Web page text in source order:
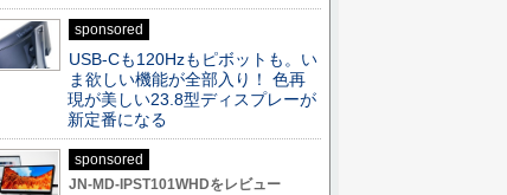
sponsored
USB-Cも120Hzもピボットも。い
ま欲しい機能が全部入り！ 色再
現が美しい23.8型ディスプレーが
新定番になる
sponsored
JN-MD-IPST101WHDをレビュー